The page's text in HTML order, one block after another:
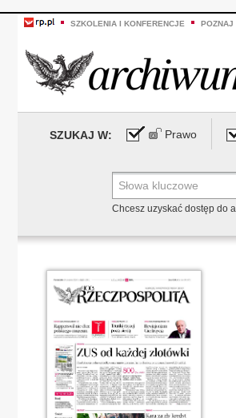
SZKOLENIA I KONFERENCJE POZNAJ
SZUKAJ W: Prawo
Chcesz uzyskać dostęp do